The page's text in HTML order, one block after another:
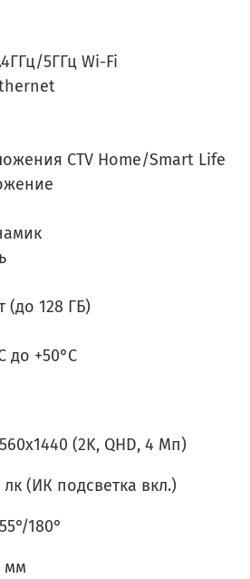
5ГГц Wi-Fi
CTV Home/Smart Life
(до 128 ГБ)
до +50°C
(2K, QHD, 4 Мп)
лк (ИК подсветка вкл.)
180°
мм